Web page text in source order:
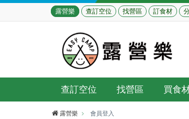
露營樂 查訂空位 找營區 訂食材
查訂空位 找營區 買食
露營樂 會員登入